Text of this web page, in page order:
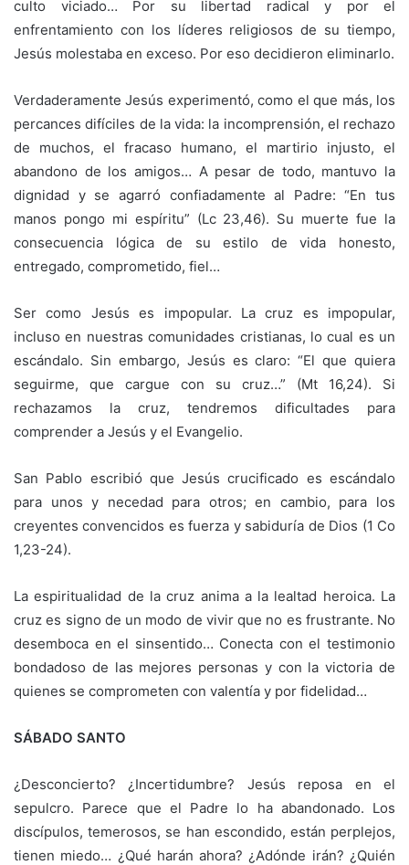
culto viciado… Por su libertad radical y por el
enfrentamiento con los líderes religiosos de su tiempo,
Jesús molestaba en exceso. Por eso decidieron eliminarlo.
Verdaderamente Jesús experimentó, como el que más, los
percances difíciles de la vida: la incomprensión, el rechazo
de muchos, el fracaso humano, el martirio injusto, el
abandono de los amigos… A pesar de todo, mantuvo la
dignidad y se agarró confiadamente al Padre: “En tus
manos pongo mi espíritu” (Lc 23,46). Su muerte fue la
consecuencia lógica de su estilo de vida honesto,
entregado, comprometido, fiel…
Ser como Jesús es impopular. La cruz es impopular,
incluso en nuestras comunidades cristianas, lo cual es un
escándalo. Sin embargo, Jesús es claro: “El que quiera
seguirme, que cargue con su cruz…” (Mt 16,24). Si
rechazamos la cruz, tendremos dificultades para
comprender a Jesús y el Evangelio.
San Pablo escribió que Jesús crucificado es escándalo
para unos y necedad para otros; en cambio, para los
creyentes convencidos es fuerza y sabiduría de Dios (1 Co
1,23-24).
La espiritualidad de la cruz anima a la lealtad heroica. La
cruz es signo de un modo de vivir que no es frustrante. No
desemboca en el sinsentido… Conecta con el testimonio
bondadoso de las mejores personas y con la victoria de
quienes se comprometen con valentía y por fidelidad…
SÁBADO SANTO
¿Desconcierto? ¿Incertidumbre? Jesús reposa en el
sepulcro. Parece que el Padre lo ha abandonado. Los
discípulos, temerosos, se han escondido, están perplejos,
tienen miedo… ¿Qué harán ahora? ¿Adónde irán? ¿Quién